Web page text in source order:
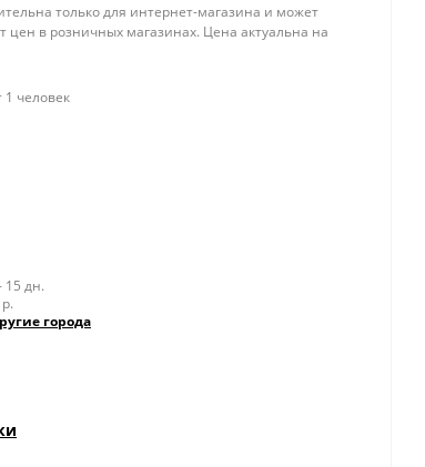
только для интернет-магазина и может
цен в розничных магазинах. Цена актуальна на
человек
15 дн.
города